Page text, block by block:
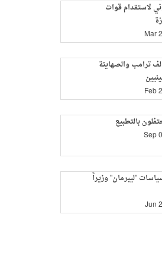
لاستقدام قوات
Mar
ترامب والصهاينة
Feb
بالتطبيع
Sep
"ليبرمان" وزيراً
Jun